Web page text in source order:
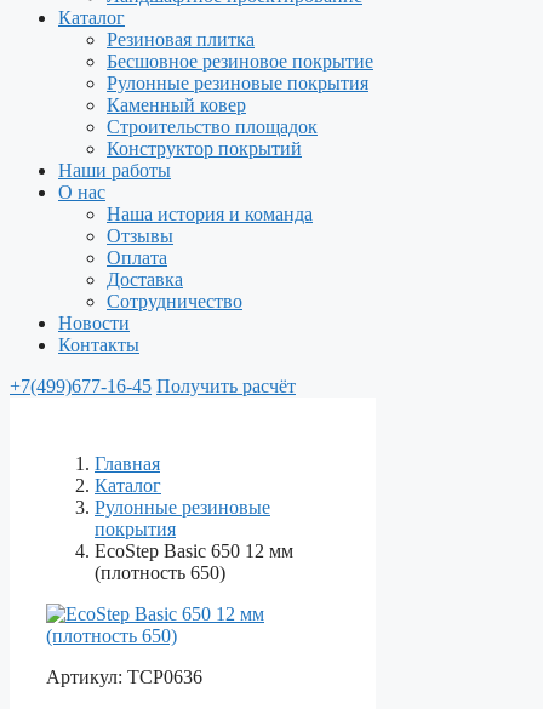
Каталог
Резиновая плитка
Бесшовное резиновое покрытие
Рулонные резиновые покрытия
Каменный ковер
Строительство площадок
Конструктор покрытий
Наши работы
О нас
Наша история и команда
Отзывы
Оплата
Доставка
Сотрудничество
Новости
Контакты
+7(499)677-16-45 Получить расчёт
Главная
Каталог
Рулонные резиновые
покрытия
EcoStep Basic 650 12 мм
(плотность 650)
Артикул: ТСР0636